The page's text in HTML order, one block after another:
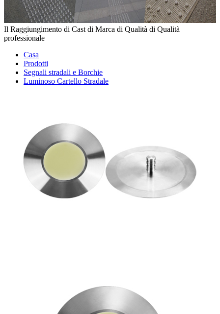
Il Raggiungimento di Cast di Marca di Qualità di Qualità
professionale
Casa
Prodotti
Segnali stradali e Borchie
Luminoso Cartello Stradale